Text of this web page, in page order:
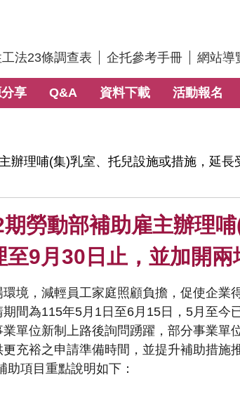
法23條調查表 企托參考手冊 網站導
享 Q&A 資料下載 活動報名
辦理哺(集)乳室、托兒設施或措施，延長
勞動部補助雇主辦理
9月30日止，並加開兩
境，減輕員工家庭照顧負擔，促使企業
間為115年5月1日至6月15日，5月至今
單位新制上路後詢問踴躍，部分事業單
充裕之申請準備時間，並提升補助措施
項目重點說明如下：